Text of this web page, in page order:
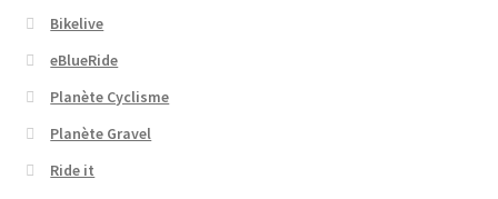
Bikelive
eBlueRide
Planète Cyclisme
Planète Gravel
Ride it